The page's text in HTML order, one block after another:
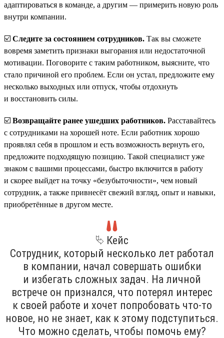
адаптироваться в команде, а другим — примерить новую роль
внутри компании.
☑️ Следите за состоянием сотрудников. Так вы сможете
вовремя заметить признаки выгорания или недостаточной
мотивации. Поговорите с таким работником, выясните, что
стало причиной его проблем. Если он устал, предложите ему
несколько выходных или отпуск, чтобы отдохнуть
и восстановить силы.
☑️ Возвращайте ранее ушедших работников. Расставайтесь
с сотрудниками на хорошей ноте. Если работник хорошо
проявлял себя в прошлом и есть возможность вернуть его,
предложите подходящую позицию. Такой специалист уже
знаком с вашими процессами, быстро включится в работу
и скорее выйдет на точку «безубыточности», чем новый
сотрудник, а также привнесёт свежий взгляд, опыт и навыки,
приобретённые в другом месте.
⮱ Кейс
Сотрудник, который несколько лет работал
в компании, начал совершать ошибки
и избегать сложных задач. На личной
встрече он признался, что потерял интерес
к своей работе и хочет попробовать что-то
новое, но не знает, как к этому подступиться.
Что можно сделать, чтобы помочь ему?